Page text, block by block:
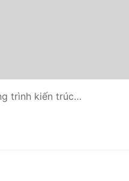
trình kiến trúc…